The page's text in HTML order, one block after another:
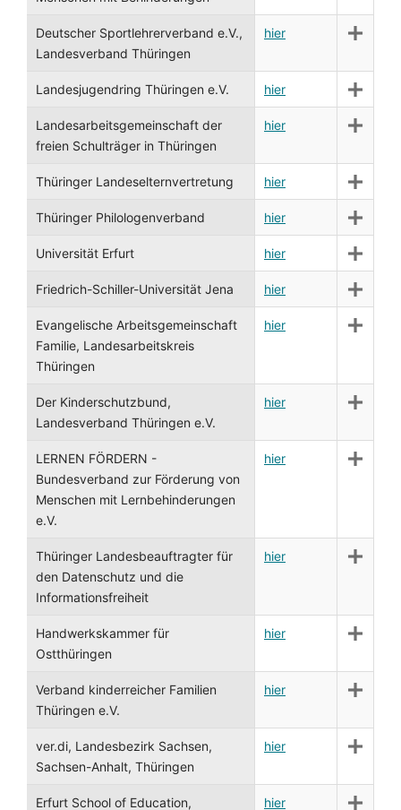
Deutscher Sportlehrerverband e.V.,
Landesverband Thüringen
hier
Landesjugendring Thüringen e.V. hier
Landesarbeitsgemeinschaft der
freien Schulträger in Thüringen
hier
Thüringer Landeselternvertretung hier
Thüringer Philologenverband hier
Universität Erfurt hier
Friedrich-Schiller-Universität Jena hier
Evangelische Arbeitsgemeinschaft
Familie, Landesarbeitskreis
Thüringen
hier
Der Kinderschutzbund,
Landesverband Thüringen e.V.
hier
LERNEN FÖRDERN -
Bundesverband zur Förderung von
Menschen mit Lernbehinderungen
e.V.
hier
Thüringer Landesbeauftragter für
den Datenschutz und die
Informationsfreiheit
hier
Handwerkskammer für
Ostthüringen
hier
Verband kinderreicher Familien
Thüringen e.V.
hier
ver.di, Landesbezirk Sachsen,
Sachsen-Anhalt, Thüringen
hier
Erfurt School of Education, hier